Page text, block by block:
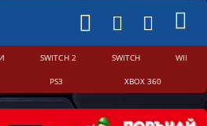
SWITCH 2 SWITCH WII
PS3 XBOX 360